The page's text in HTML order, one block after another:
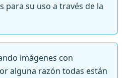
para su uso a través de la
imágenes con
alguna razón todas están